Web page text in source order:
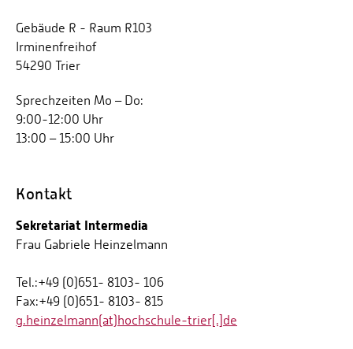
Gebäude R - Raum R103
Irminenfreihof
54290 Trier
Sprechzeiten Mo – Do:
9:00-12:00 Uhr
13:00 – 15:00 Uhr
Kontakt
Sekretariat Intermedia
Frau Gabriele Heinzelmann
Tel.:+49 (0)651- 8103- 106
Fax:+49 (0)651- 8103- 815
g.heinzelmann(at)hochschule-trier[.]de